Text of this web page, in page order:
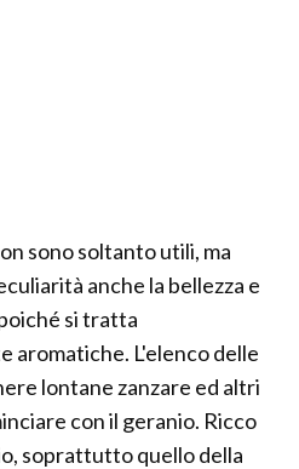
sono soltanto utili, ma
anche la bellezza e
si tratta
aromatiche. L'elenco delle
lontane zanzare ed altri
con il geranio. Ricco
soprattutto quello della